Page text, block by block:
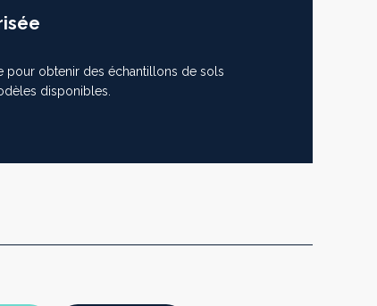
pour obtenir des échantillons de sols
disponibles.